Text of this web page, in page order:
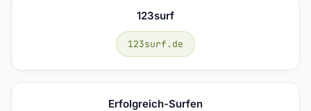
123surf
123surf.de
Erfolgreich-Surfen